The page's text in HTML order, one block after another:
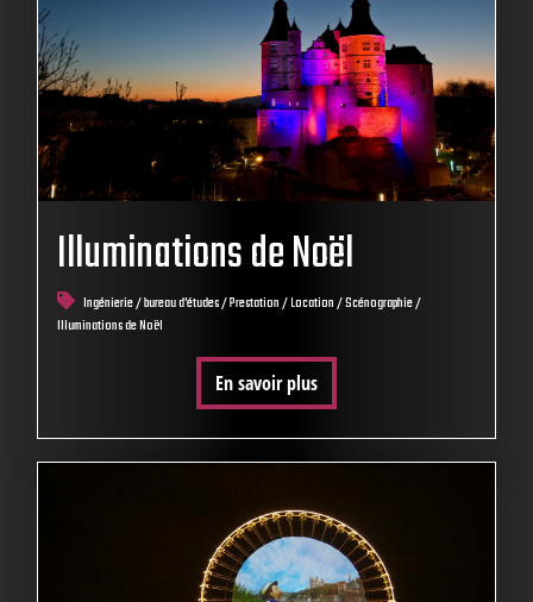
Illuminations de Noël
Ingénierie / bureau d'études / Prestation / Location / Scénographie /
Illuminations de Noël
En savoir plus